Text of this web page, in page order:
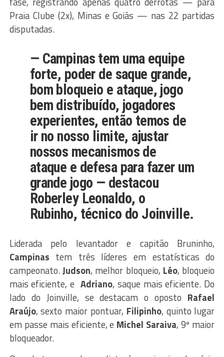
Praia Clube (2x), Minas e Goiás — nas 22 partidas
disputadas.
— Campinas tem uma equipe
forte, poder de saque grande,
bom bloqueio e ataque, jogo
bem distribuído, jogadores
experientes, então temos de
ir no nosso limite, ajustar
nossos mecanismos de
ataque e defesa para fazer um
grande jogo — destacou
Roberley Leonaldo, o
Rubinho, técnico do Joinville.
Liderada pelo levantador e capitão Bruninho,
Campinas tem três líderes em estatísticas do
campeonato.Judson, melhor bloqueio, Léo, bloqueio
mais eficiente, e Adriano, saque mais eficiente. Do
lado do Joinville, se destacam o oposto Rafael
Araújo, sexto maior pontuar, Filipinho, quinto lugar
em passe mais eficiente, e Michel Saraiva, 9º maior
bloqueador.